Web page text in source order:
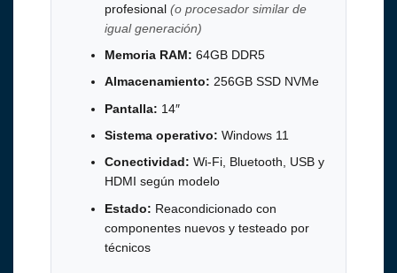
profesional (o procesador similar de
igual generación)
Memoria RAM: 64GB DDR5
Almacenamiento: 256GB SSD NVMe
Pantalla: 14″
Sistema operativo: Windows 11
Conectividad: Wi-Fi, Bluetooth, USB y
HDMI según modelo
Estado: Reacondicionado con
componentes nuevos y testeado por
técnicos